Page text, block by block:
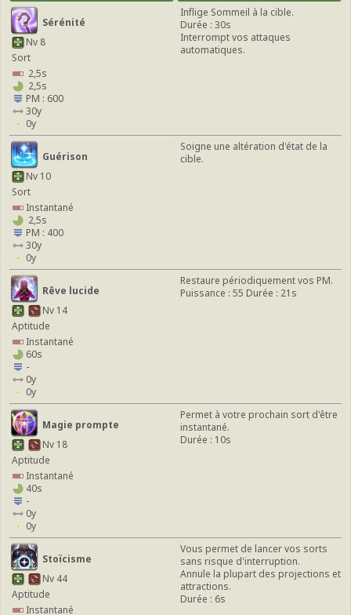
Sérénité
Nv 8
Sort
2,5s
2,5s
PM : 600
30y
0y
Inflige Sommeil à la cible.
Durée : 30s
Interrompt vos attaques
automatiques.
Guérison
Nv 10
Sort
Instantané
2,5s
PM : 400
30y
0y
Soigne une altération d'état de la
cible.
Rêve lucide
Nv 14
Aptitude
Instantané
60s
-
0y
0y
Restaure périodiquement vos PM.
Puissance : 55 Durée : 21s
Magie prompte
Nv 18
Aptitude
Instantané
40s
-
0y
0y
Permet à votre prochain sort d'être
instantané.
Durée : 10s
Stoïcisme
Nv 44
Aptitude
Instantané
Vous permet de lancer vos sorts
sans risque d'interruption.
Annule la plupart des projections et
attractions.
Durée : 6s